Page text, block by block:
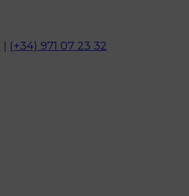
(+34) 971 07 23 32